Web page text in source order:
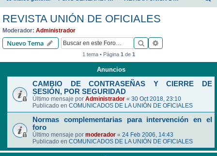
r
REVISTA UNIÓN DE OFICIALES
Moderador: Administrador
Nuevo Tema Buscar
1 tema • Página 1de 1
Anuncios
CAMBIO DE CONTRASEÑAS Y CIERRE DE
SESIÓN, POR SEGURIDAD
Último mensaje por Administrador « 30 Oct 2018, 23:10
Publicado en COMUNICADOS DE LA UNIÓN DE OFICIALES
Normas complementarias para intervención en el
foro
Último mensaje por moderador « 24 Feb 2006, 14:43
Publicado en COMUNICADOS DE LA UNIÓN DE OFICIALES